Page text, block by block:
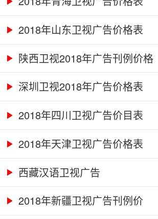
2018年山东卫视广告价格表
陕西卫视2018年广告刊例价格
深圳卫视2018年广告价格表
2018年四川卫视广告价目表
2018年天津卫视广告价格表
西藏汉语卫视广告
2018年新疆卫视广告刊例价